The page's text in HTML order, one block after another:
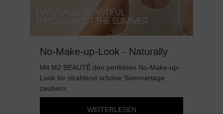
No-Make-up-Look - Naturally
beautiful throughout the
summer
Mit M2 BEAUTÉ den perfekten No-Make-up-
Look für strahlend schöne Sommertage
zaubern.
WEITERLESEN